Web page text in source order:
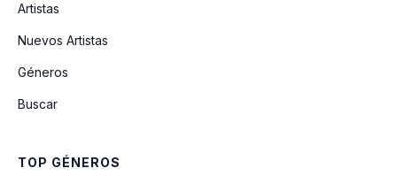
Artistas
Nuevos Artistas
Géneros
Buscar
TOP GÉNEROS